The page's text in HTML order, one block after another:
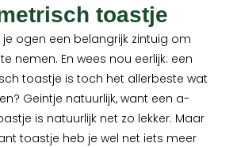
toastje
je ogen een belangrijk zintuig om
nemen. En wees nou eerlijk: een
toastje is toch het allerbeste wat
Geintje natuurlijk, want een a-
is natuurlijk net zo lekker. Maar
toastje heb je wel net iets meer